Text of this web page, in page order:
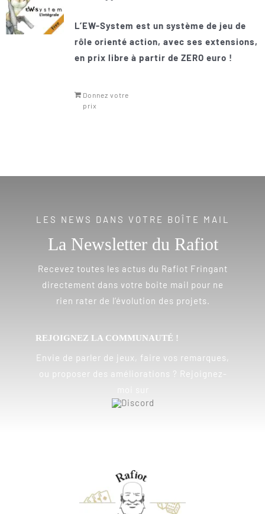
L’EW-System est un système de jeu de
rôle orienté action, avec ses extensions,
en prix libre à partir de ZERO euro !
Donnez votre
prix
LES NEWS DANS VOTRE BOÎTE MAIL
La Newsletter du Rafiot
Recevez toutes les actus du Rafiot Fringant
directement dans votre boite mail pour ne
rien rater de l’évolution des projets.
REJOIGNEZ LA COMMUNAUTÉ !
Envie de parler de jeux, faire vos remarques,
ou proposer des améliorations ? Rejoignez-